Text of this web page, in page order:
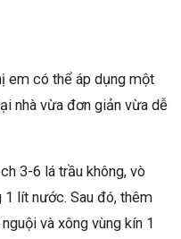
em có thể áp dụng một
nhà vừa đơn giản vừa dễ
3-6 lá trầu không, vò
lít nước. Sau đó, thêm
và xông vùng kín 1